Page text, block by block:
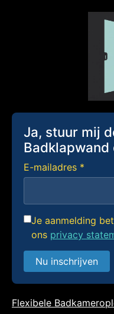
Ja, stuur mij
Badklapwand
E-mailadres *
Je aanmelding
ons privacy
Nu inschrijven
Flexibele